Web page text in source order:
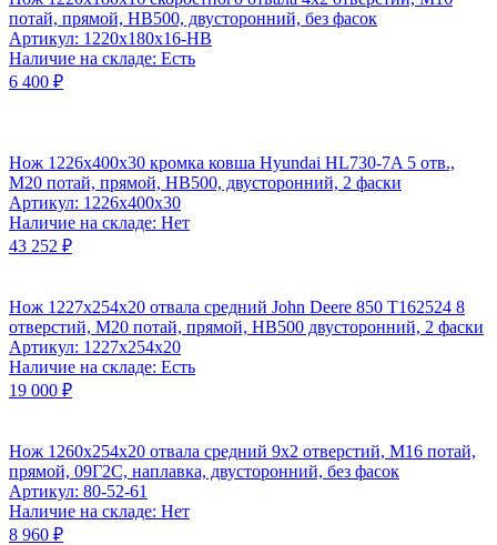
потай, прямой, HB500, двусторонний, без фасок
Артикул: 1220х180х16-HB
Наличие на складе: Есть
6 400 ₽
Нож 1226х400х30 кромка ковша Hyundai HL730-7A 5 отв.,
М20 потай, прямой, НВ500, двусторонний, 2 фаски
Артикул: 1226х400х30
Наличие на складе: Нет
43 252 ₽
Нож 1227x254x20 отвала средний John Deere 850 T162524 8
отверстий, М20 потай, прямой, HB500 двусторонний, 2 фаски
Артикул: 1227х254х20
Наличие на складе: Есть
19 000 ₽
Нож 1260х254х20 отвала средний 9x2 отверстий, М16 потай,
прямой, 09Г2С, наплавка, двусторонний, без фасок
Артикул: 80-52-61
Наличие на складе: Нет
8 960 ₽